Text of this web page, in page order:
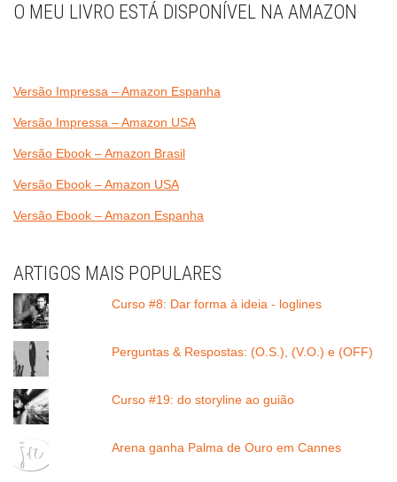
O MEU LIVRO ESTÁ DISPONÍVEL NA AMAZON
Versão Impressa – Amazon Espanha
Versão Impressa – Amazon USA
Versão Ebook – Amazon Brasil
Versão Ebook – Amazon USA
Versão Ebook – Amazon Espanha
ARTIGOS MAIS POPULARES
Curso #8: Dar forma à ideia - loglines
Perguntas & Respostas: (O.S.), (V.O.) e (OFF)
Curso #19: do storyline ao guião
Arena ganha Palma de Ouro em Cannes